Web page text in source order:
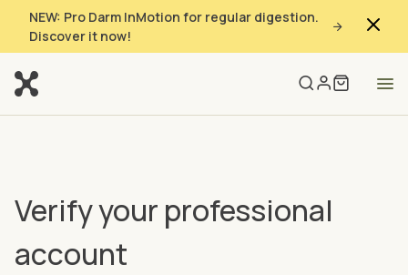
NEW: Pro Darm InMotion for regular digestion.
Discover it now!
Verify your professional
account